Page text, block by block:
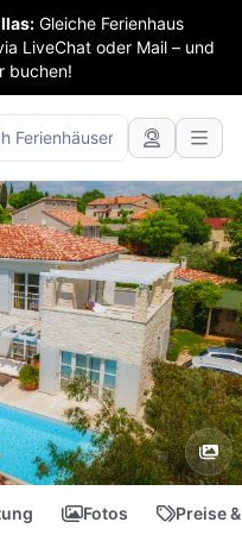
Gleiche Ferienhaus
LiveChat oder Mail – und
buchen!
Fotos Preise